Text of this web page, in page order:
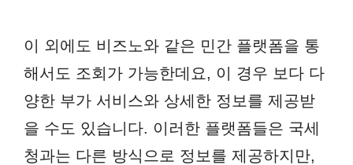
이 외에도 비즈노와 같은 민간 플랫폼을 통
해서도 조회가 가능한데요, 이 경우 보다 다
양한 부가 서비스와 상세한 정보를 제공받
을 수도 있습니다. 이러한 플랫폼들은 국세
청과는 다른 방식으로 정보를 제공하지만,